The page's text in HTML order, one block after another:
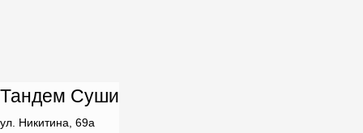
Тандем Суши
ул. Никитина, 69а